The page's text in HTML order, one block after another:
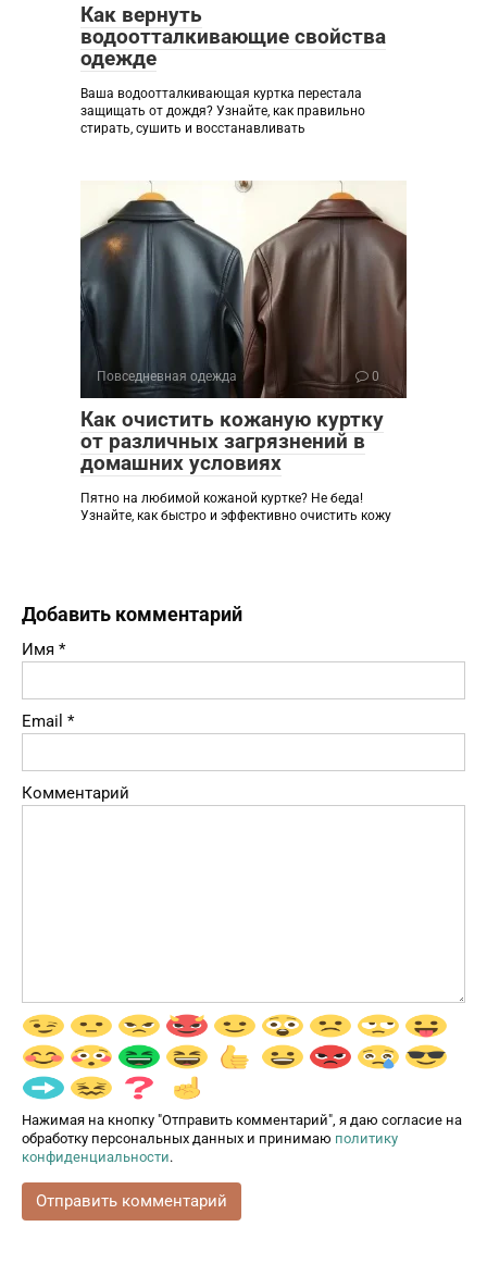
Как вернуть
водоотталкивающие свойства
одежде
Ваша водоотталкивающая куртка перестала
защищать от дождя? Узнайте, как правильно
стирать, сушить и восстанавливать
Повседневная одежда 0
Как очистить кожаную куртку
от различных загрязнений в
домашних условиях
Пятно на любимой кожаной куртке? Не беда!
Узнайте, как быстро и эффективно очистить кожу
Добавить комментарий
Имя *
Email *
Комментарий
Нажимая на кнопку "Отправить комментарий", я даю согласие на
обработку персональных данных и принимаю политику
конфиденциальности.